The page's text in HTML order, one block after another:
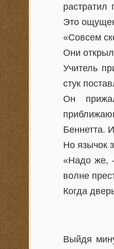
растратил
Это
«Совсем
Они
Учитель
стук
Он
Беннетта.
Но язычок
«Надо же,
волне
Когда
Выйдя